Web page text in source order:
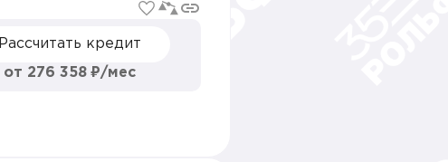
Рассчитать кредит
от 276 358 ₽/мес